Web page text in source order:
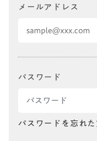
メールアドレス
パスワード
パスワードを忘れた